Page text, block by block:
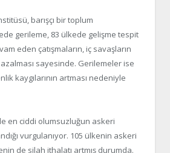
barışçı bir toplum
gerileme, 83 ülkede gelişme tespit
eden çatışmaların, iç savaşların
sayesinde. Gerilemeler ise
kaygılarının artması nedeniyle
en ciddi olumsuzluğun askeri
vurgulanıyor. 105 ülkenin askeri
de silah ithalatı artmış durumda.